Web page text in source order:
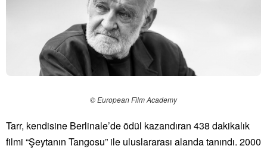
© European Film Academy
Tarr, kendisine Berlinale’de ödül kazandıran 438 dakikalık
filmi “Şeytanın Tangosu” ile uluslararası alanda tanındı. 2000